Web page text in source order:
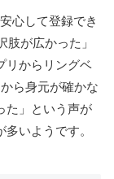
心して登録でき
が広かった」
リからリングベ
ら身元が確かな
た」という声が
いようです。